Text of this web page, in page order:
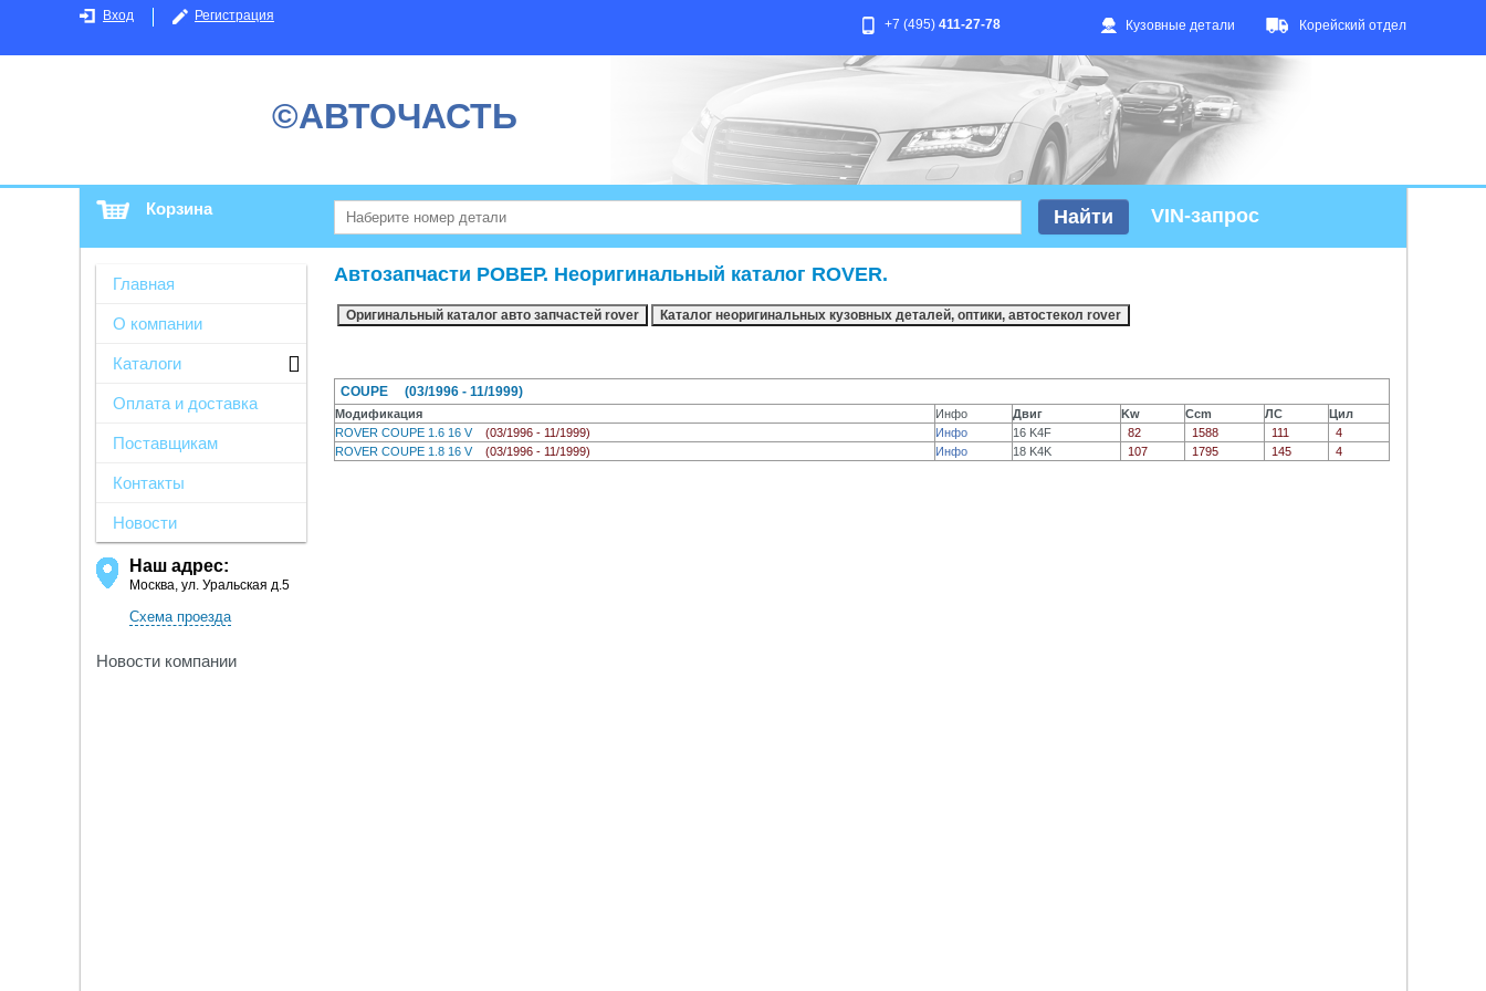
Вход Регистрация
Кузовные детали Корейский отдел
+7 (495) 411-27-78
©АВТОЧАСТЬ
Корзина VIN-запрос
Главная
О компании
Каталоги
Оплата и доставка
Поставщикам
Контакты
Новости
Наш адрес:
Москва, ул. Уральская д.5
Схема проезда
Новости компании
Автозапчасти РОВЕР. Неоригинальный каталог ROVER.
COUPE (03/1996 - 11/1999)
Модификация Инфо Двиг Kw Ccm ЛС
Цил
ROVER COUPE 1.6 16 V (03/1996 - 11/1999) Инфо 16 K4F 82 1588 111
4
ROVER COUPE 1.8 16 V (03/1996 - 11/1999) Инфо 18 K4K 107 1795 145 4